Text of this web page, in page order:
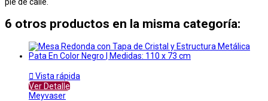
6 otros productos en la misma categoría:
 Vista rápida
Ver Detalle
Meyvaser